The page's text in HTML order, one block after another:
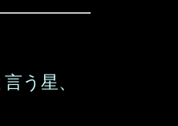
う星、